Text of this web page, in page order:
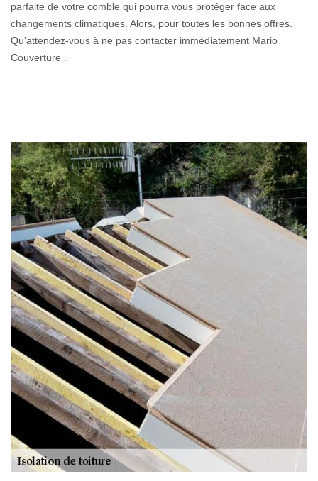
parfaite de votre comble qui pourra vous protéger face aux
changements climatiques. Alors, pour toutes les bonnes offres.
Qu’attendez-vous à ne pas contacter immédiatement Mario
Couverture .